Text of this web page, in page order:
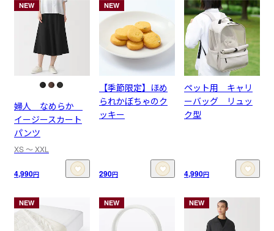
NEW
婦人 なめらか
イージースカート
パンツ
XS 〜 XXL
4,990円
NEW
【季節限定】ほめ
られかぼちゃのク
ッキー
290円
ペット用 キャリ
ーバッグ リュッ
ク型
4,990円
NEW NEW NEW